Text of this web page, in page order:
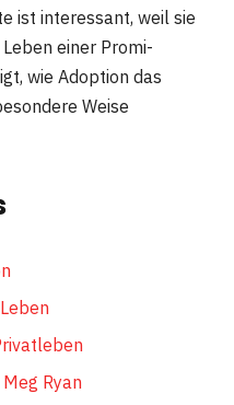
ist interessant, weil sie
einer Promi-
wie Adoption das
Weise
Ryan